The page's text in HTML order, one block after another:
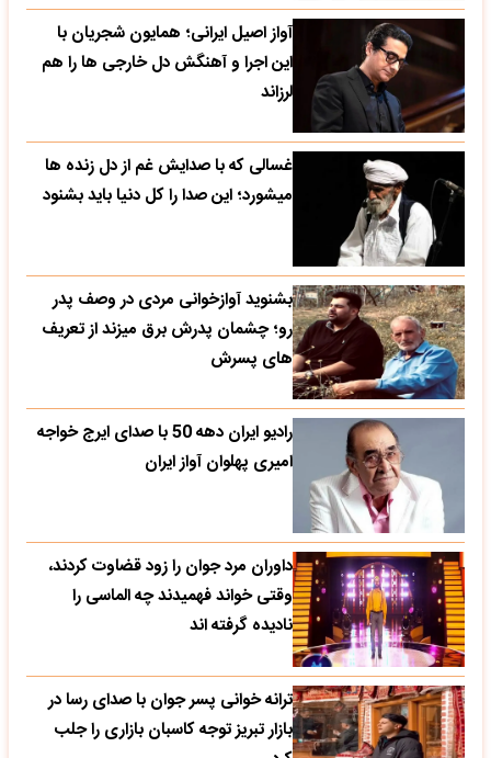
آواز اصیل ایرانی؛ همایون شجریان با
این اجرا و آهنگش دل خارجی ها را هم
لرزاند
غسالی که با صدایش غم از دل زنده ها
میشورد؛ این صدا را کل دنیا باید بشنود
بشنوید آوازخوانی مردی در وصف پدر
رو؛ چشمان پدرش برق میزند از تعریف
های پسرش
رادیو ایران دهه 50 با صدای ایرج خواجه
امیری پهلوان آواز ایران
داوران مرد جوان را زود قضاوت کردند،
وقتی خواند فهمیدند چه الماسی را
نادیده گرفته اند
ترانه خوانی پسر جوان با صدای رسا در
بازار تبریز توجه کاسبان بازاری را جلب